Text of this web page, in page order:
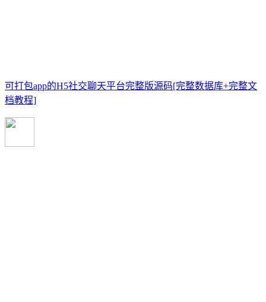
可打包app的H5社交聊天平台完整版源码[完整数据库+完整文
档教程]